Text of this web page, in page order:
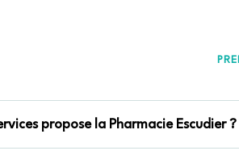
propose la Pharmacie Escudier ?